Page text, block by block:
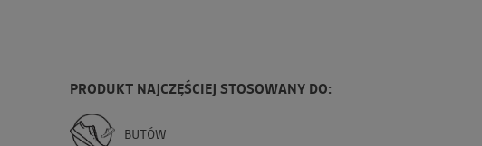
PRODUKT NAJCZĘŚCIEJ STOSOWANY DO:
BUTÓW